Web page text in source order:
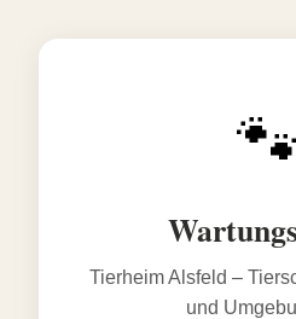
Tierheim Alsfeld –
und